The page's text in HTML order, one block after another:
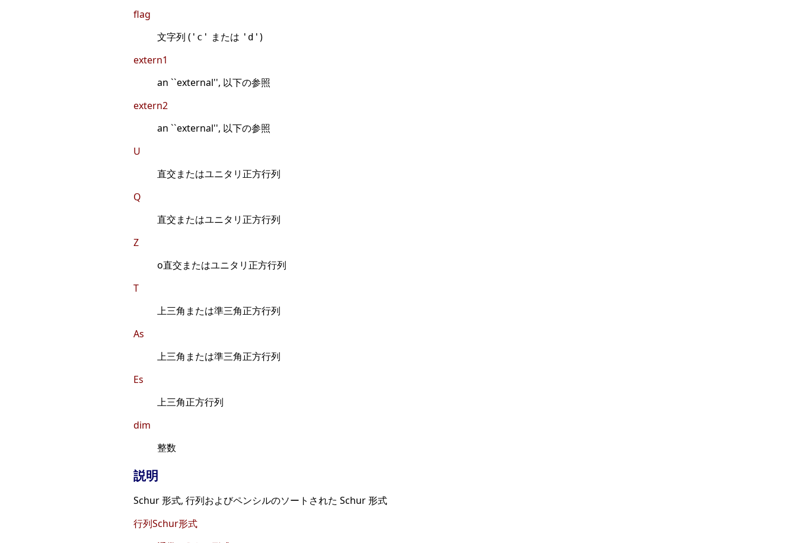
flag
文字列 ( 'c' または 'd' )
extern1
an ``external'', 以下の参照
extern2
an ``external'', 以下の参照
U
直交またはユニタリ正方行列
Q
直交またはユニタリ正方行列
Z
o直交またはユニタリ正方行列
T
上三角または準三角正方行列
As
上三角または準三角正方行列
Es
上三角正方行列
dim
整数
説明
Schur 形式, 行列およびペンシルのソートされた Schur 形式
行列Schur形式